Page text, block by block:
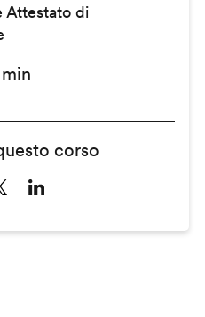
Attestato di
corso